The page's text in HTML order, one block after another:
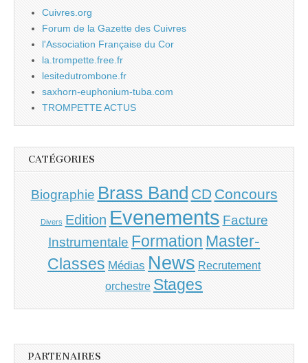
Cuivres.org
Forum de la Gazette des Cuivres
l'Association Française du Cor
la.trompette.free.fr
lesitedutrombone.fr
saxhorn-euphonium-tuba.com
TROMPETTE ACTUS
CATÉGORIES
Biographie Brass Band CD Concours
Divers Edition Evenements Facture
Instrumentale Formation Master-
Classes Médias News Recrutement
orchestre Stages
PARTENAIRES